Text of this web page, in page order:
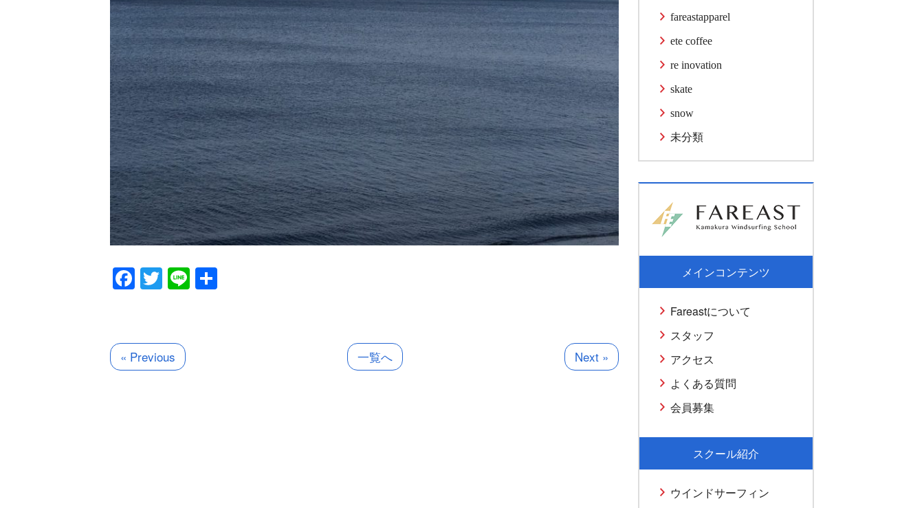
Facebook
Twitter
Line
« Previous 一覧へ Next »
fareastapparel
ete coffee
re inovation
skate
snow
未分類
メインコンテンツ
Fareastについて
スタッフ
アクセス
よくある質問
会員募集
スクール紹介
ウインドサーフィン